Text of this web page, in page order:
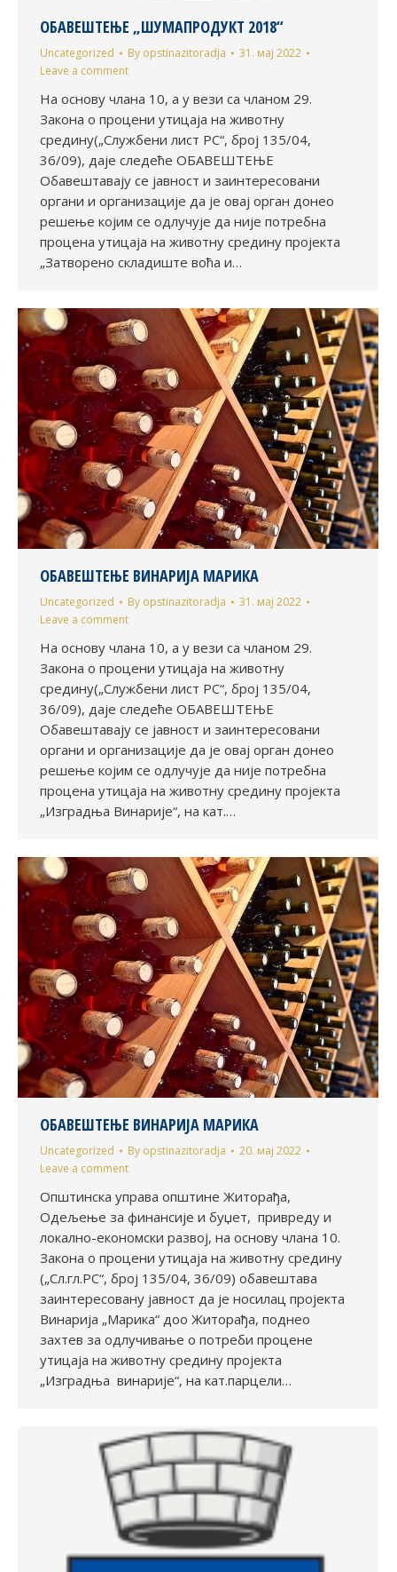
ОБАВЕШТЕЊЕ „ШУМАПРОДУКТ 2018“
Uncategorized By opstinazitoradja
31. мај 2022
Leave a comment
На основу члана 10, а у вези са чланом 29.
Закона о процени утицаја на животну
средину(„Службени лист РС“, број 135/04,
36/09), даје следеће ОБАВЕШТЕЊЕ
Обавештавају се јавност и заинтересовани
органи и организације да је овај орган донео
решење којим се одлучује да није потребна
процена утицаја на животну средину пројекта
„Затворено складиште воћа и…
ОБАВЕШТЕЊЕ ВИНАРИЈА МАРИКА
Uncategorized By opstinazitoradja
31. мај 2022
Leave a comment
На основу члана 10, а у вези са чланом 29.
Закона о процени утицаја на животну
средину(„Службени лист РС“, број 135/04,
36/09), даје следеће ОБАВЕШТЕЊЕ
Обавештавају се јавност и заинтересовани
органи и организације да је овај орган донео
решење којим се одлучује да није потребна
процена утицаја на животну средину пројекта
„Изградња Винарије“, на кат.…
ОБАВЕШТЕЊЕ ВИНАРИЈА МАРИКА
Uncategorized By opstinazitoradja
20. мај 2022
Leave a comment
Општинска управа општине Житорађа,
Одељење за финансије и буџет, привреду и
локално-економски развој, на основу члана 10.
Закона о процени утицаја на животну средину
(„Сл.гл.РС“, број 135/04, 36/09) обавештава
заинтересовану јавност да је носилац пројекта
Винарија „Марика“ доо Житорађа, поднео
захтев за одлучивање о потреби процене
утицаја на животну средину пројекта
„Изградња винарије“, на кат.парцели…